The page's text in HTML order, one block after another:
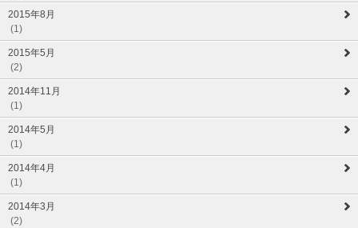
2015年8月
(1)
2015年5月
(2)
2014年11月
(1)
2014年5月
(1)
2014年4月
(1)
2014年3月
(2)